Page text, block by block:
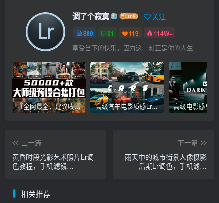
调了个寂寞 关注
880 21 119 114W+
享受当下的快乐，因为这一刻正是你的人生
【全网最全，建议收藏】5万多款Lr顶级调色预设合集，精心整理，分类清晰，摄影师调色师必备素材，够用一辈子！ 高级汽车电影质感Lr调色教程，手机滤镜PS+Lightroom预设下载！
上一篇
黄昏时段光影艺术照片Lr调
色教程，手机滤镜
下一篇
雨天中的城市街景人像摄影
后期Lr调色，手机滤镜
相关推荐